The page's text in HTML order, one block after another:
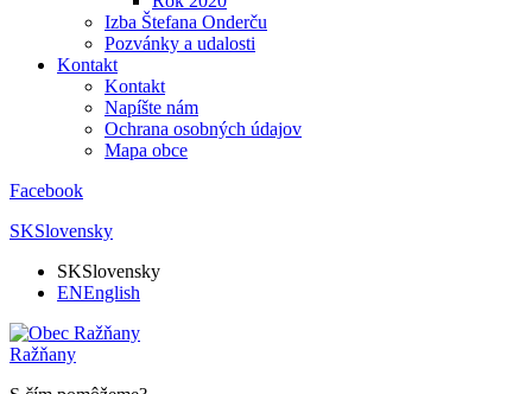
Izba Štefana Onderču
Pozvánky a udalosti
Kontakt
Kontakt
Napíšte nám
Ochrana osobných údajov
Mapa obce
Facebook
SKSlovensky
SKSlovensky
ENEnglish
Ražňany